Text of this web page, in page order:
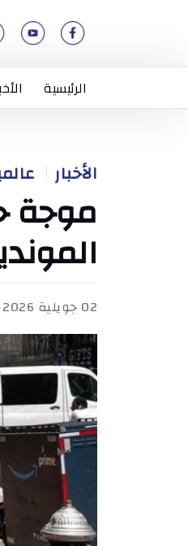
الرئيسية
الأخبار
موجة
02 جويلية 2026 09:32